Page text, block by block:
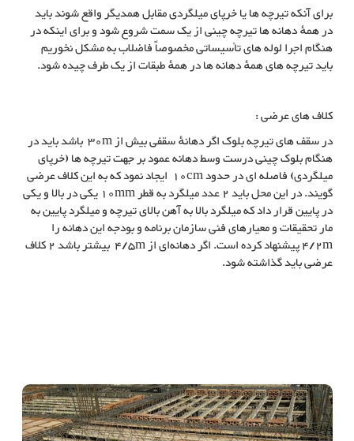
برای آنکه تیرچه ها یا خرپای میلگردی مقابل همدیگر واقع شوند باید
در همهٔ دهانه ها تیرچه چینی از یک سمت شروع شود و برای اینکه در
هنگام اجرا لوله های تأسیساتی مخصوصاً فاضلاب به مشکل نخوریم
باید تیرچه‌ های همهٔ دهانه ها در همهٔ طبقات از یک طرف چیده شود.
کلاف های عرضی :
در سقف های تیرچه بلوک اگر دهانهٔ سقفی بیش از 30m باشد باید در
هنگام بلوک چینی درست وسط دهانه عمود بر جهت تیرچه ها (خرپای
میلگردی) فاصله ای در حدود 10cm ایجاد نمود که به این کلاف عرضی
گویند. در این محل باید 2 عدد میلگرد به قطر 10mm یکی در بالا و یکی
در پایین قرار داد که میلگرد بالا به آهن بالای تیرچه و میلگرد پایین به
مار تحقیقات و معیارهای فنی سازمان برنامه و بودجه این دهانه را
4/2m پیشنهاد کرده است. اگر دهانه‌ای از 4/5m بیشتر باشد 2 کلاف
عرضی باید گذاشته شود.